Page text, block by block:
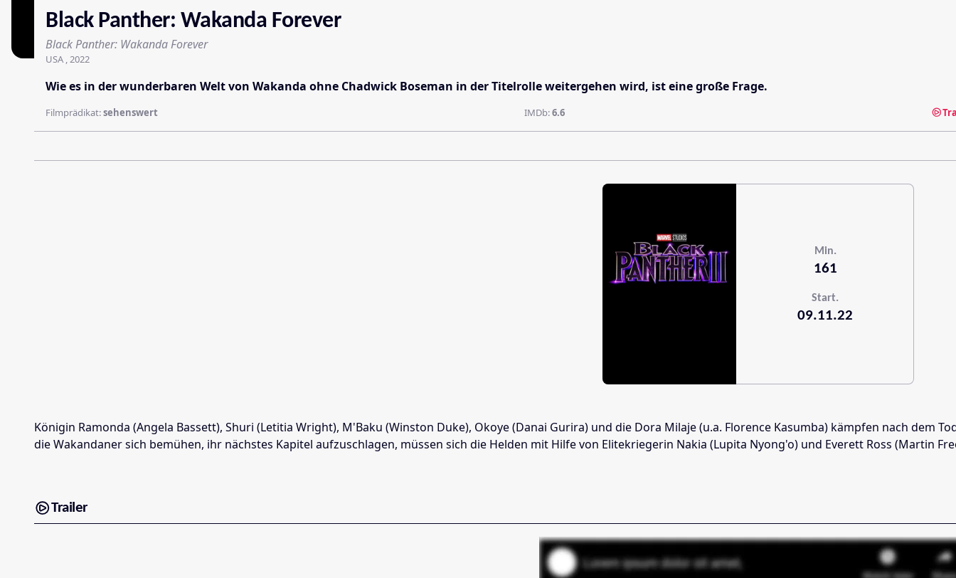
Black Panther: Wakanda Forever
Black Panther: Wakanda Forever
USA , 2022
Wie es in der wunderbaren Welt von Wakanda ohne Chadwick Boseman in der Titelrolle weitergehen wird, ist eine große Frage.
Filmprädikat:sehenswert IMDb:6.6
Min.
161
Start.
09.11.22
Königin Ramonda (Angela Bassett), Shuri (Letitia Wright), M'Baku (Winston Duke), Okoye (Danai Gurira) und die Dora Milaje (u.a. Florence Kasumba) kämpfen nach
die Wakandaner sich bemühen, ihr nächstes Kapitel aufzuschlagen, müssen sich die Helden mit Hilfe von Elitekriegerin Nakia (Lupita Nyong'o) und Everett Ross (Martin
Trailer